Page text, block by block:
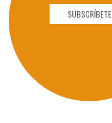
SUBSCRÍBETE